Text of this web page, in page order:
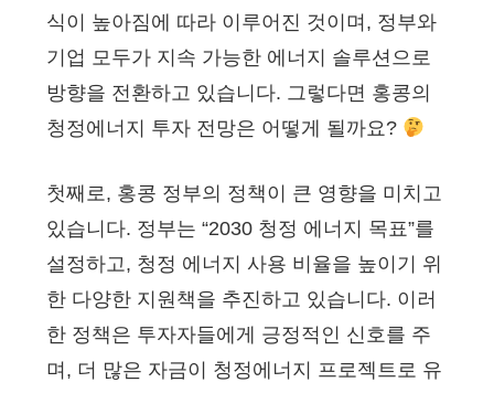
식이 높아짐에 따라 이루어진 것이며, 정부와
기업 모두가 지속 가능한 에너지 솔루션으로
방향을 전환하고 있습니다. 그렇다면 홍콩의
청정에너지 투자 전망은 어떻게 될까요?
첫째로, 홍콩 정부의 정책이 큰 영향을 미치고
있습니다. 정부는 “2030 청정 에너지 목표”를
설정하고, 청정 에너지 사용 비율을 높이기 위
한 다양한 지원책을 추진하고 있습니다. 이러
한 정책은 투자자들에게 긍정적인 신호를 주
며, 더 많은 자금이 청정에너지 프로젝트로 유